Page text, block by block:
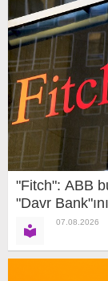
"Fitch": ABB
"Davr
07.08.2026